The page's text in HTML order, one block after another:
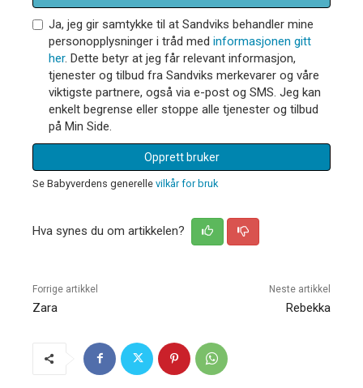
Ja, jeg gir samtykke til at Sandviks behandler mine
personopplysninger i tråd med informasjonen gitt
her. Dette betyr at jeg får relevant informasjon,
tjenester og tilbud fra Sandviks merkevarer og våre
viktigste partnere, også via e-post og SMS. Jeg kan
enkelt begrense eller stoppe alle tjenester og tilbud
på Min Side.
Opprett bruker
Se Babyverdens generelle vilkår for bruk
Hva synes du om artikkelen?
Forrige artikkel
Zara
Neste artikkel
Rebekka